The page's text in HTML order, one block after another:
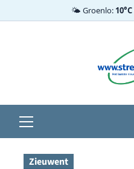
🌤️ Groenlo: 10°C
menu
Zieuwent